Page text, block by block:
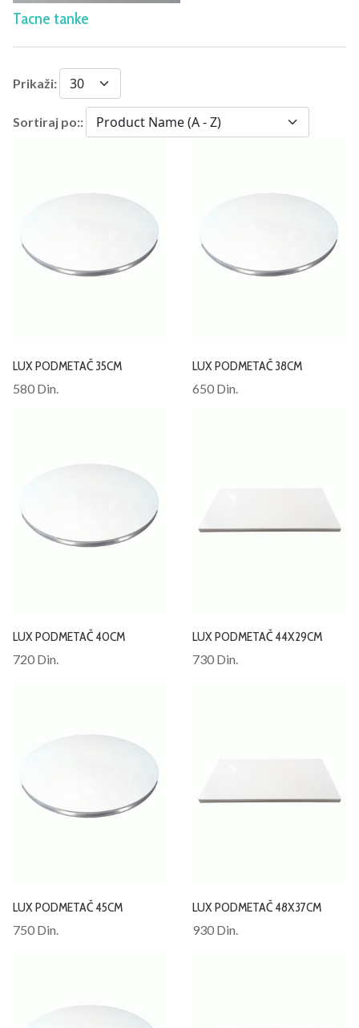
Tacne tanke
Prikaži:
Sortiraj po::
LUX PODMETAČ 35CM
580 Din.
LUX PODMETAČ 38CM
650 Din.
LUX PODMETAČ 40CM
720 Din.
LUX PODMETAČ 44X29CM
730 Din.
LUX PODMETAČ 45CM
750 Din.
LUX PODMETAČ 48X37CM
930 Din.